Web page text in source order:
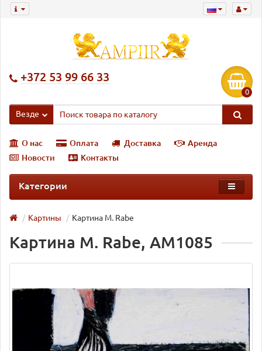
+372 53 99 66 33
0
Везде
О нас Оплата Доставка
Аренда
Новости
Контакты
Категории
Картины Картина M. Rabe
Картина M. Rabe, AM1085